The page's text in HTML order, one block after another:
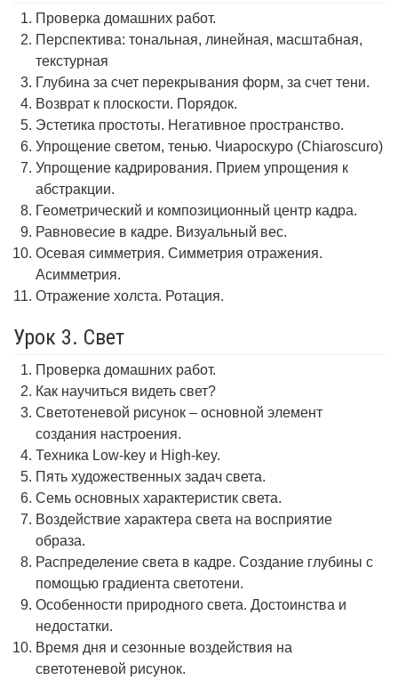
Проверка домашних работ.
Перспектива: тональная, линейная, масштабная,
текстурная
Глубина за счет перекрывания форм, за счет тени.
Возврат к плоскости. Порядок.
Эстетика простоты. Негативное пространство.
Упрощение светом, тенью. Чиароскуро (Chiaroscuro)
Упрощение кадрирования. Прием упрощения к
абстракции.
Геометрический и композиционный центр кадра.
Равновесие в кадре. Визуальный вес.
Осевая симметрия. Симметрия отражения.
Асимметрия.
Отражение холста. Ротация.
Урок 3. Свет
Проверка домашних работ.
Как научиться видеть свет?
Светотеневой рисунок – основной элемент
создания настроения.
Техника Low-key и High-key.
Пять художественных задач света.
Семь основных характеристик света.
Воздействие характера света на восприятие
образа.
Распределение света в кадре. Создание глубины с
помощью градиента светотени.
Особенности природного света. Достоинства и
недостатки.
Время дня и сезонные воздействия на
светотеневой рисунок.